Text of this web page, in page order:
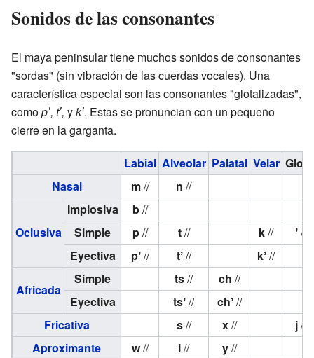
Sonidos de las consonantes
El maya peninsular tiene muchos sonidos de consonantes
"sordas" (sin vibración de las cuerdas vocales). Una
característica especial son las consonantes "glotalizadas",
comopʼ, tʼ, ykʼ. Estas se pronuncian con un pequeño
cierre en la garganta.
Labial Alveolar Palatal Velar
Nasal
m// n //
Oclusiva
Implosiva b//
Simple
p// t// k// ʼ//
Eyectiva
pʼ// tʼ// kʼ//
Africada
Simple ts// ch //
Eyectiva
tsʼ// chʼ//
Fricativa
s// x// j//
Aproximante
w// l// y//